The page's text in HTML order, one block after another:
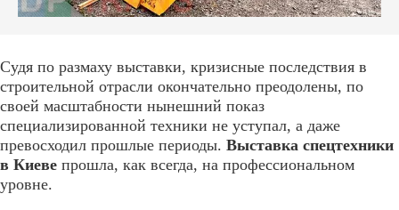
Судя по размаху выставки, кризисные последствия в
строительной отрасли окончательно преодолены, по
своей масштабности нынешний показ
специализированной техники не уступал, а даже
превосходил прошлые периоды. Выставка спецтехники
в Киеве прошла, как всегда, на профессиональном
уровне.